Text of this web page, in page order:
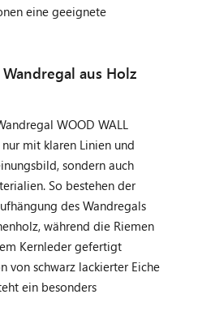
eine geeignete
aus Holz
WOOD WALL
mit klaren Linien und
sondern auch
So bestehen der
des Wandregals
während die Riemen
Kernleder gefertigt
von schwarz lackierter Eiche
ein besonders